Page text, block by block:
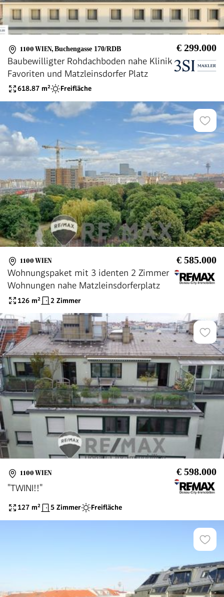
1100 WIEN, Buchengasse 170/RDB € 299.000
Baubewilligter Rohdachboden nahe Klinik
Favoriten und Matzleinsdorfer Platz
618.87 m² Freifläche
1100 WIEN € 585.000
Wohnungspaket mit 3 identen 2 Zimmer
Wohnungen nahe Matzleinsdorferplatz
126 m² 2 Zimmer
1100 WIEN € 598.000
"TWINI!!"
127 m² 5 Zimmer Freifläche